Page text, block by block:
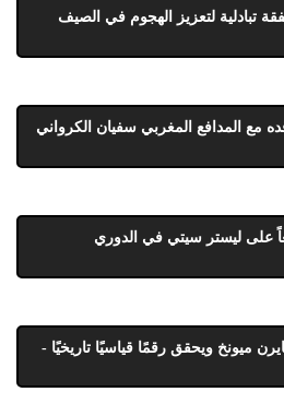
تبادلية لتعزيز الهجوم في الصيف
مع المدافع المغربي سفيان الكرواني
على ليستر سيتي في الدوري
ميونخ ويحقق رقمًا قياسيًا تاريخيًا -